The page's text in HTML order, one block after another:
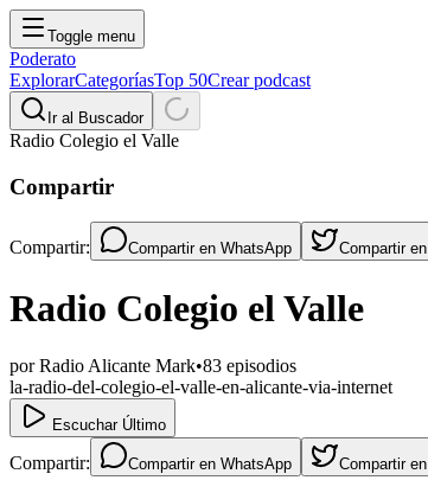
Toggle menu
Poderato
ExplorarCategoríasTop 50Crear podcast
Ir al Buscador
Radio Colegio el Valle
Compartir
Compartir: Compartir en WhatsApp Compartir en
Radio Colegio el Valle
porRadio Alicante Mark•83 episodios
la-radio-del-colegio-el-valle-en-alicante-via-internet
Escuchar Último
Compartir: Compartir en WhatsApp Compartir en